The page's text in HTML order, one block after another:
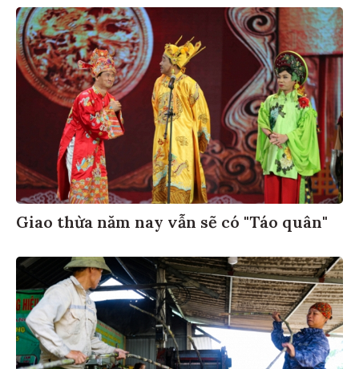
Giao thừa năm nay vẫn sẽ có "Táo quân"